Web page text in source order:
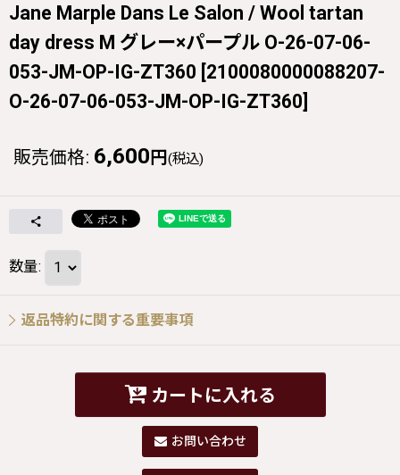
Jane Marple Dans Le Salon / Wool tartan
day dress M グレー×パープル O-26-07-06-
053-JM-OP-IG-ZT360 [2100080000088207-
O-26-07-06-053-JM-OP-IG-ZT360]
販売価格: 6,600 円 (税込)
数量:
返品特約に関する重要事項
カートに入れる
お問い合わせ